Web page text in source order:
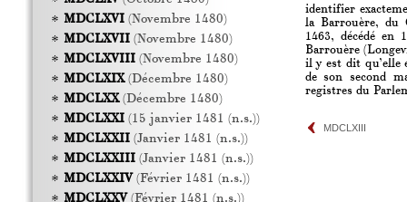
identifier
la Barrouère, du
1463, décédé en
Barrouère
il y est dit qu’elle
de son second
registres du
MDCLXIII
MDCLXVI(Novembre 1480)
MDCLXVII(Novembre 1480)
MDCLXVIII(Novembre 1480)
MDCLXIX(Décembre 1480)
MDCLXX(Décembre 1480)
MDCLXXI(15 janvier 1481 (n.s.))
MDCLXXII(Janvier 1481 (n.s.))
MDCLXXIII(Janvier 1481 (n.s.))
MDCLXXIV(Février 1481 (n.s.))
MDCLXXV(Février 1481 (n.s.))